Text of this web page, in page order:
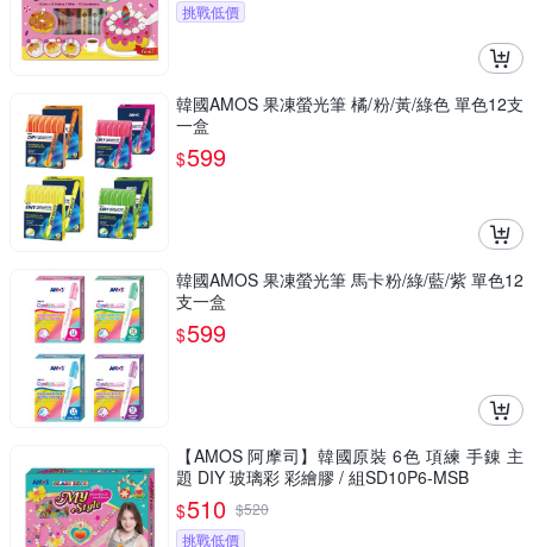
挑戰低價
韓國AMOS 果凍螢光筆 橘/粉/黃/綠色 單色12支
一盒
$599
韓國AMOS 果凍螢光筆 馬卡粉/綠/藍/紫 單色12
支一盒
$599
【AMOS 阿摩司】韓國原裝 6色 項練 手錬 主
題 DIY 玻璃彩 彩繪膠 / 組SD10P6-MSB
$510 $520
挑戰低價